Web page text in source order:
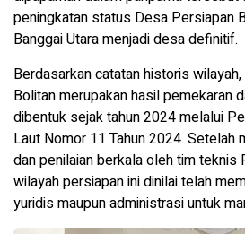
peningkatan status Desa Persiapan
Banggai Utara menjadi desa definitif.
Berdasarkan catatan historis
Bolitan merupakan hasil pemekaran
dibentuk sejak tahun 2024 melalui
Laut Nomor 11 Tahun 2024. Setelah
dan penilaian berkala oleh tim teknis
wilayah persiapan ini dinilai telah
yuridis maupun administrasi untuk